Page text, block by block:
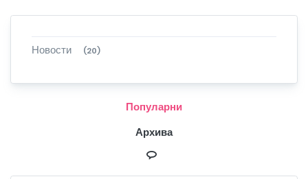
Новости (20)
Популарни
Архива